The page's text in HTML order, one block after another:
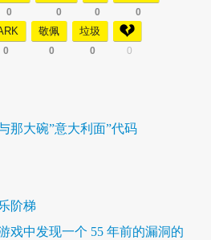
0 0 0 0
0
敬佩
0
垃圾
0 0
那大碗”意大利面”代码
阶梯
戏中发现一个 55 年前的漏洞的